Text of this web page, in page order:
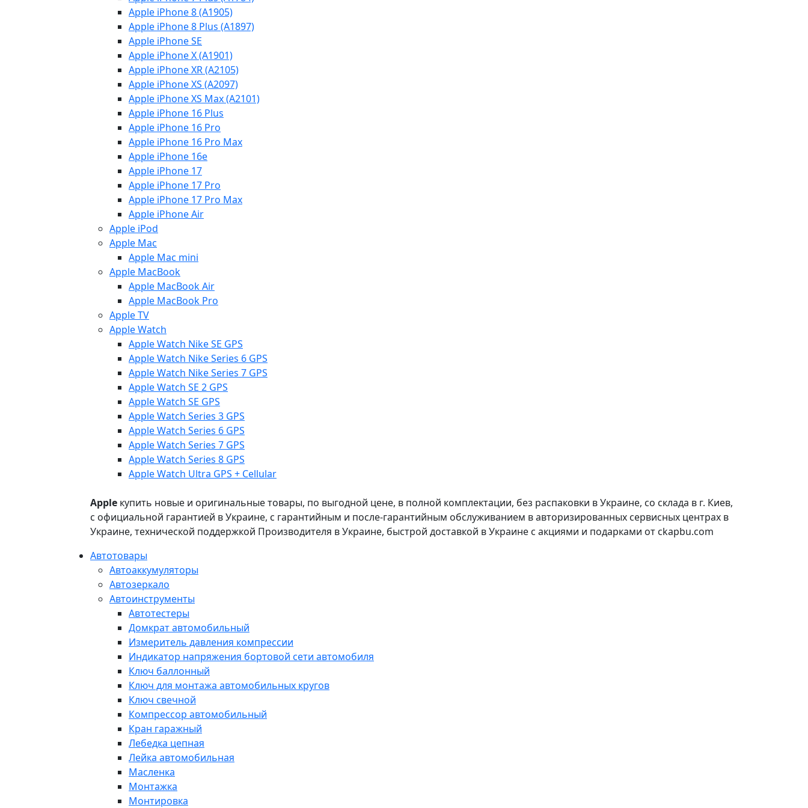
Apple iPhone 8 (A1905)
Apple iPhone 8 Plus (A1897)
Apple iPhone SE
Apple iPhone X (A1901)
Apple iPhone XR (A2105)
Apple iPhone XS (A2097)
Apple iPhone XS Max (A2101)
Apple iPhone 16 Plus
Apple iPhone 16 Pro
Apple iPhone 16 Pro Max
Apple iPhone 16e
Apple iPhone 17
Apple iPhone 17 Pro
Apple iPhone 17 Pro Max
Apple iPhone Air
Apple iPod
Apple Mac
Apple Mac mini
Apple MacBook
Apple MacBook Air
Apple MacBook Pro
Apple TV
Apple Watch
Apple Watch Nike SE GPS
Apple Watch Nike Series 6 GPS
Apple Watch Nike Series 7 GPS
Apple Watch SE 2 GPS
Apple Watch SE GPS
Apple Watch Series 3 GPS
Apple Watch Series 6 GPS
Apple Watch Series 7 GPS
Apple Watch Series 8 GPS
Apple Watch Ultra GPS + Cellular
Apple купить новые и оригинальные товары, по выгодной цене, в полной комплектации, без распаковки в Украине, со склада в г. Киев,
с официальной гарантией в Украине, с гарантийным и после-гарантийным обслуживанием в авторизированных сервисных центрах в
Украине, технической поддержкой Производителя в Украине, быстрой доставкой в Украине с акциями и подарками от ckapbu.com
Автотовары
Автоаккумуляторы
Автозеркало
Автоинструменты
Автотестеры
Домкрат автомобильный
Измеритель давления компрессии
Индикатор напряжения бортовой сети автомобиля
Ключ баллонный
Ключ для монтажа автомобильных кругов
Ключ свечной
Компрессор автомобильный
Кран гаражный
Лебедка цепная
Лейка автомобильная
Масленка
Монтажка
Монтировка